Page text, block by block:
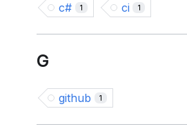
c# 1 ci 1
G
github 1